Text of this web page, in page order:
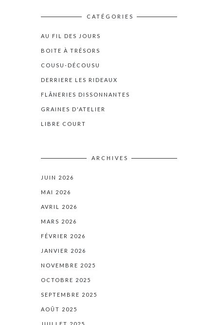
CATÉGORIES
AU FIL DES JOURS
BOITE À TRÉSORS
COUSU-DÉCOUSU
DERRIERE LES RIDEAUX
FLÂNERIES DISSONNANTES
GRAINES D'ATELIER
LIBRE COURT
ARCHIVES
JUIN 2026
MAI 2026
AVRIL 2026
MARS 2026
FÉVRIER 2026
JANVIER 2026
NOVEMBRE 2025
OCTOBRE 2025
SEPTEMBRE 2025
AOÛT 2025